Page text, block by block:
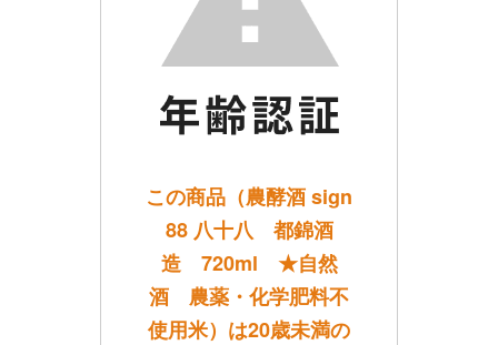
この商品（農酵酒 sign
88 八十八 都錦酒
造 720ml ★自然
酒 農薬・化学肥料不
使用米）は20歳未満の